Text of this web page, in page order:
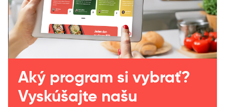
Aký program si vybrať?
Vyskúšajte našu